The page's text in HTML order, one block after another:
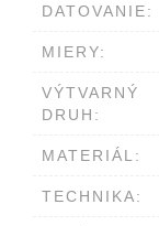
DATOVANIE:
MIERY:
VÝTVARNÝ
DRUH:
MATERIÁL:
TECHNIKA: